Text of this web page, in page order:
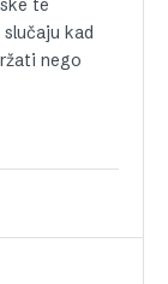
te
kad
nego